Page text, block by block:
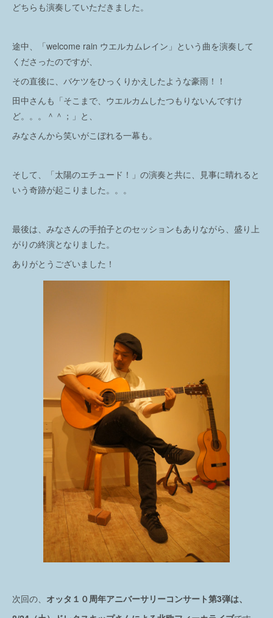
どちらも演奏していただきました。
途中、「welcome rain ウエルカムレイン」という曲を演奏して
くださったのですが、
その直後に、バケツをひっくりかえしたような豪雨！！
田中さんも「そこまで、ウエルカムしたつもりないんですけ
ど。。。＾＾；」と、
みなさんから笑いがこぼれる一幕も。
そして、「太陽のエチュード！」の演奏と共に、見事に晴れると
いう奇跡が起こりました。。。
最後は、みなさんの手拍子とのセッションもありながら、盛り上
がりの終演となりました。
ありがとうございました！
次回の、 オッタ１０周年アニバーサリーコンサート第3弾は、